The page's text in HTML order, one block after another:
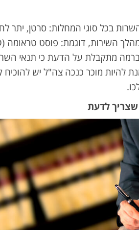
בכל סוגי המחלות: סרטן, יתר
ברמה מתקבלת על הדעת כי תנאי
להיות מוכר כנכה צה"ל יש להוכיח
לדעת